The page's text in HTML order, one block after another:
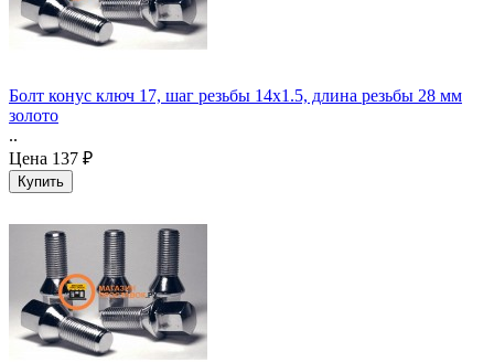
Болт конус ключ 17, шаг резьбы 14х1.5, длина резьбы 28 мм
золото
..
Цена 137 ₽